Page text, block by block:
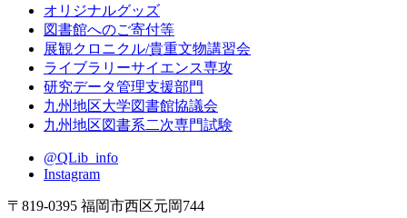
オリジナルグッズ
図書館へのご寄付等
展観クロニクル/貴重文物講習会
ライブラリーサイエンス専攻
研究データ管理支援部門
九州地区大学図書館協議会
九州地区図書系二次専門試験
@QLib_info
Instagram
〒819-0395 福岡市西区元岡744